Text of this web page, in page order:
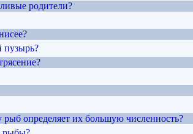
родители?
пузырь?
рыб определяет их большую численность?